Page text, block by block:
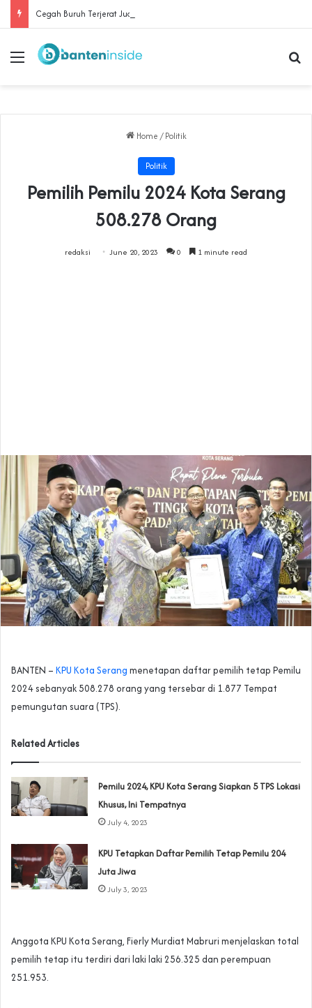
Menu
Home / Politik
Politik
Pemilih Pemilu 2024 Kota Serang
508.278 Orang
redaksi June 20, 2023 0 1 minute read
BANTEN – KPU Kota Serang menetapan daftar pemilih tetap Pemilu
2024 sebanyak 508.278 orang yang tersebar di 1.877 Tempat
pemungutan suara (TPS).
Related Articles
Pemilu 2024, KPU Kota Serang Siapkan 5 TPS Lokasi
Khusus, Ini Tempatnya
July 4, 2023
KPU Tetapkan Daftar Pemilih Tetap Pemilu 204
Juta Jiwa
July 3, 2023
Anggota KPU Kota Serang, Fierly Murdiat Mabruri menjelaskan total
pemilih tetap itu terdiri dari laki laki 256.325 dan perempuan
251.953.